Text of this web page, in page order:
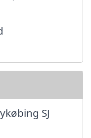
SJ